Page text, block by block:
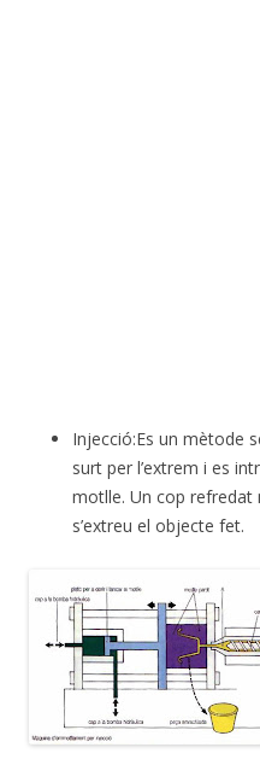
Injecció:Es un mètode
surt per l’extrem i es
motlle. Un cop refredat
s’extreu el objecte fet.